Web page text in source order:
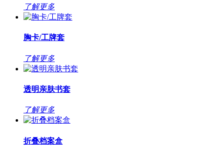
了解更多
胸卡/工牌套
了解更多
透明亲肤书套
了解更多
折叠档案盒